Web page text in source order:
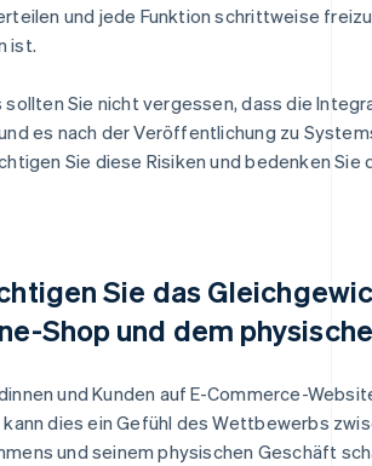
und jede Funktion schrittweise
ist.
sollten Sie nicht vergessen, dass die
es nach der Veröffentlichung zu
Sie diese Risiken und bedenken
Sie das
Shop und dem
und Kunden auf E-Commerce-
dies ein Gefühl des Wettbewerbs
und seinem physischen Geschäft